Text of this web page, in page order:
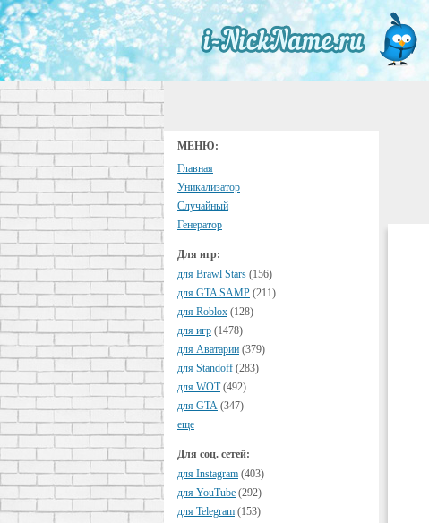
МЕНЮ:
Главная
Уникализатор
Случайный
Генератор
Для игр:
для Brawl Stars (156)
для GTA SAMP (211)
для Roblox (128)
для игр (1478)
для Аватарии (379)
для Standoff (283)
для WOT (492)
для GTA (347)
еще
Для соц. сетей:
для Instagram (403)
для YouTube (292)
для Telegram (153)